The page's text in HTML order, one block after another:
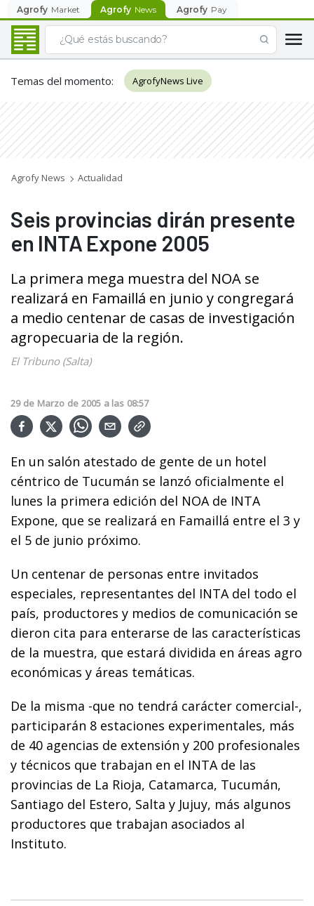
Agrofy Market Agrofy News Agrofy Pay
Temas del momento: AgrofyNews Live
Agrofy News Actualidad
Seis provincias dirán presente
en INTA Expone 2005
La primera mega muestra del NOA se
realizará en Famaillá en junio y congregará
a medio centenar de casas de investigación
agropecuaria de la región.
El Tribuno (Salta)
29 de Marzo de 2005 a las 08:57
En un salón atestado de gente de un hotel
céntrico de Tucumán se lanzó oficialmente el
lunes la primera edición del NOA de INTA
Expone, que se realizará en Famaillá entre el 3 y
el 5 de junio próximo.
Un centenar de personas entre invitados
especiales, representantes del INTA del todo el
país, productores y medios de comunicación se
dieron cita para enterarse de las características
de la muestra, que estará dividida en áreas agro
económicas y áreas temáticas.
De la misma -que no tendrá carácter comercial-,
participarán 8 estaciones experimentales, más
de 40 agencias de extensión y 200 profesionales
y técnicos que trabajan en el INTA de las
provincias de La Rioja, Catamarca, Tucumán,
Santiago del Estero, Salta y Jujuy, más algunos
productores que trabajan asociados al
Instituto.